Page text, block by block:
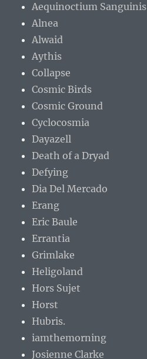
Aequinoctium Sanguinis
Alnea
Alwaid
Aythis
Collapse
Cosmic Birds
Cosmic Ground
Cyclocosmia
Dayazell
Death of a Dryad
Defying
Dia Del Mercado
Erang
Eric Baule
Errantia
Grimlake
Heligoland
Hors Sujet
Horst
Hubris.
iamthemorning
Josienne Clarke